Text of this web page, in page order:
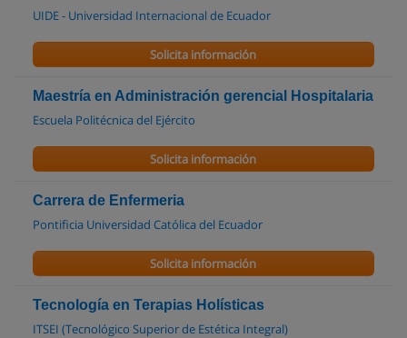
UIDE - Universidad Internacional de Ecuador
Solicita información
Maestría en Administración gerencial Hospitalaria
Escuela Politécnica del Ejército
Solicita información
Carrera de Enfermeria
Pontificia Universidad Católica del Ecuador
Solicita información
Tecnología en Terapias Holísticas
ITSEI (Tecnológico Superior de Estética Integral)